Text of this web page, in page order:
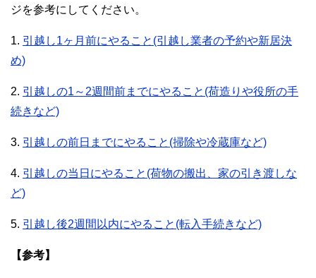
ジを参考にしてください。
1. 引越し1ヶ月前にやること(引越し業者の予約や新居決
め)
2. 引越しの1～2週間前までにやること(荷造りや役所の手
続きなど)
3. 引越しの前日までにやること(掃除や冷蔵庫など)
4. 引越しの当日にやること(荷物の搬出、家の引き渡しな
ど)
5. 引越し後2週間以内にやること(転入手続きなど)
【参考】